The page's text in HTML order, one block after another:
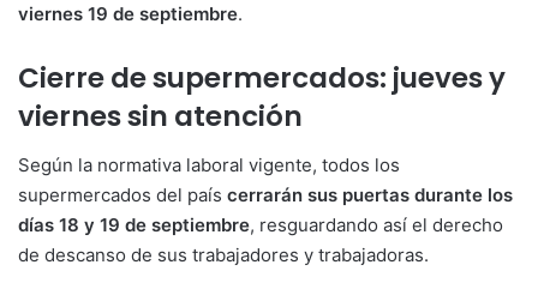
viernes 19 de septiembre.
Cierre de supermercados: jueves y
viernes sin atención
Según la normativa laboral vigente, todos los
supermercados del país cerrarán sus puertas durante los
días 18 y 19 de septiembre, resguardando así el derecho
de descanso de sus trabajadores y trabajadoras.